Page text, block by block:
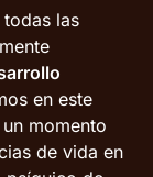
las
en este
momento
de vida en